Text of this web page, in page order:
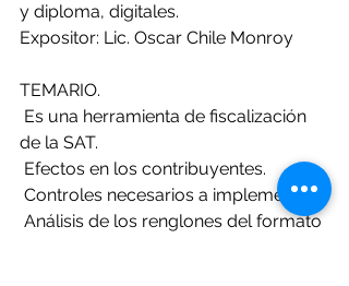
y diploma, digitales.
Expositor: Lic. Oscar Chile Monroy
TEMARIO.
de la SAT.
Efectos en los contribuyentes.
Controles necesarios a implementar.